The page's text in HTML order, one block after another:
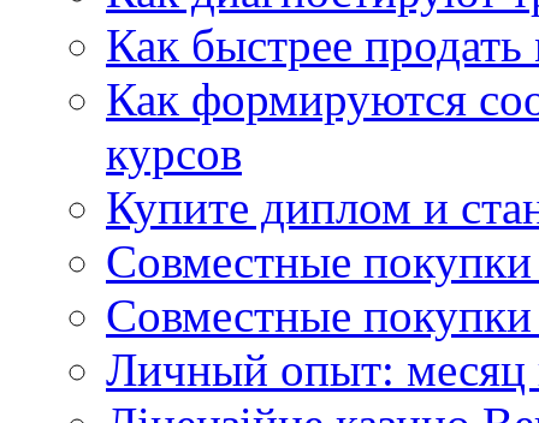
Как быстрее
Как формируются
курсов
Купите диплом и
Совместные
Совместные покупки
Личный опыт: месяц